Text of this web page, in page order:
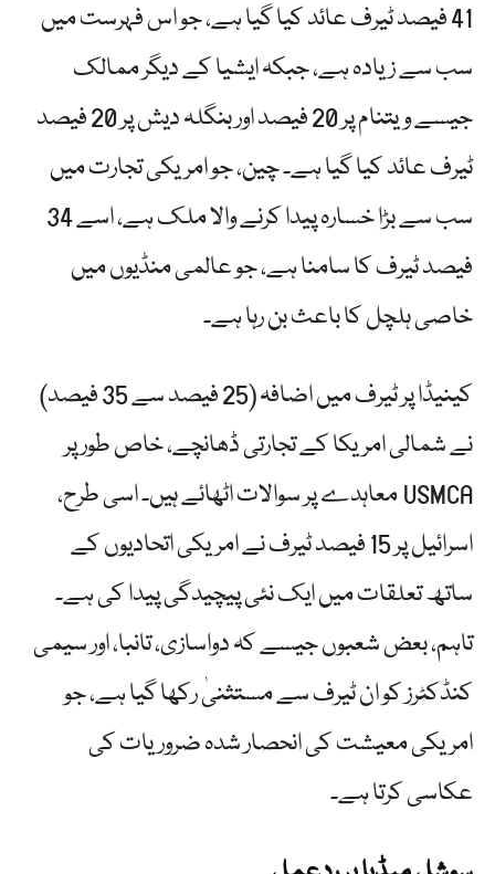
41 فیصد ٹیرف عائد کیا گیا ہے، جو اس فہرست میں
سب سے زیادہ ہے، جبکہ ایشیا کے دیگر ممالک
جیسے ویتنام پر 20 فیصد اور بنگلہ دیش پر 20 فیصد
ٹیرف عائد کیا گیا ہے۔ چین، جو امریکی تجارت میں
سب سے بڑا خسارہ پیدا کرنے والا ملک ہے، اسے 34
فیصد ٹیرف کا سامنا ہے، جو عالمی منڈیوں میں
خاصی ہلچل کا باعث بن رہا ہے۔
کینیڈا پر ٹیرف میں اضافہ (25 فیصد سے 35 فیصد)
نے شمالی امریکا کے تجارتی ڈھانچے، خاص طور پر
USMCA معاہدے پر سوالات اٹھائے ہیں۔ اسی طرح،
اسرائیل پر 15 فیصد ٹیرف نے امریکی اتحادیوں کے
ساتھ تعلقات میں ایک نئی پیچیدگی پیدا کی ہے۔
تاہم، بعض شعبوں جیسے کہ دواسازی، تانبا، اور سیمی
کنڈکٹرز کو ان ٹیرف سے مستثنیٰ رکھا گیا ہے، جو
امریکی معیشت کی انحصار شدہ ضروریات کی
عکاسی کرتا ہے۔